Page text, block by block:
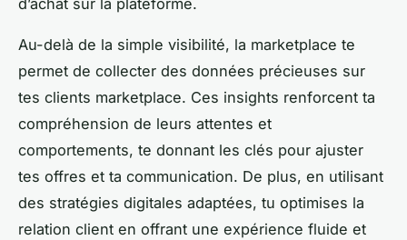
d’achat sur la plateforme.
Au-delà de la simple visibilité, la marketplace te
permet de collecter des données précieuses sur
tes clients marketplace. Ces insights renforcent ta
compréhension de leurs attentes et
comportements, te donnant les clés pour ajuster
tes offres et ta communication. De plus, en utilisant
des stratégies digitales adaptées, tu optimises la
relation client en offrant une expérience fluide et